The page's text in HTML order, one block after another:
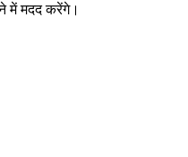
में मदद करेंगे।